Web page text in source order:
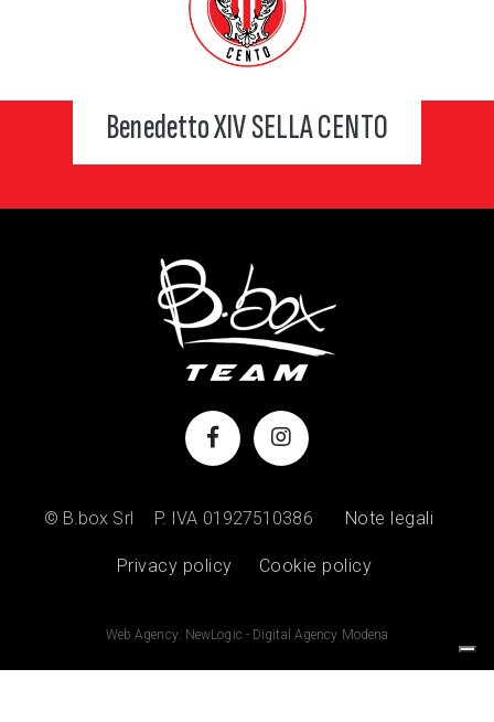
Benedetto XIV SELLA CENTO
© B.box Srl P. IVA 01927510386 Note legali
Privacy policy Cookie policy
Web Agency: NewLogic - Digital Agency Modena